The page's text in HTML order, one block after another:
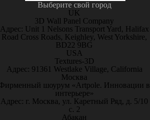
Выберите свой город
UK
3D Wall Panel Company
Адрес: Unit 1 Nelsons Transport Yard, Halifax
Road Cross Roads, Keighley, West Yorkshire,
BD22 9BG
USA
Textures-3D
Адрес: 91361 Westlake Village, California
Москва
шоурум «Artpole. Инновации в
интерьере»
Адрес: г. Москва, ул. Каретный Ряд, д. 5/10
с. 2
Абакан